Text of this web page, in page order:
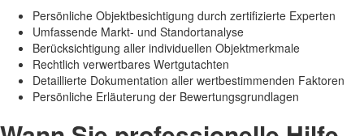
Persönliche Objektbesichtigung durch zertifizierte Experten
Umfassende Markt- und Standortanalyse
Berücksichtigung aller individuellen Objektmerkmale
Rechtlich verwertbares Wertgutachten
Detaillierte Dokumentation aller wertbestimmenden Faktoren
Persönliche Erläuterung der Bewertungsgrundlagen